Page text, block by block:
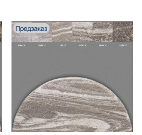
Предзаказ